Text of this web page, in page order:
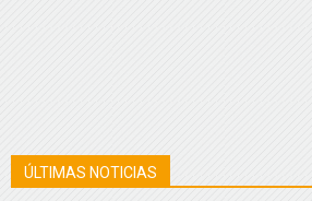
ÚLTIMAS NOTICIAS